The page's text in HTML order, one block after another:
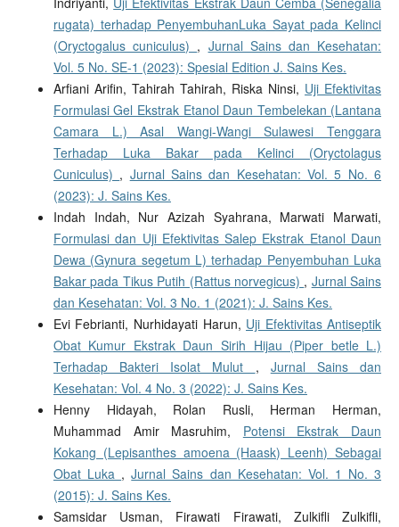
rugata) terhadap PenyembuhanLuka Sayat pada Kelinci
(Oryctogalus cuniculus) , Jurnal Sains dan Kesehatan:
Vol. 5 No. SE-1 (2023): Spesial Edition J. Sains Kes.
Arfiani Arifin, Tahirah Tahirah, Riska Ninsi, Uji Efektivitas
Formulasi Gel Ekstrak Etanol Daun Tembelekan (Lantana
Camara L.) Asal Wangi-Wangi Sulawesi Tenggara
Terhadap Luka Bakar pada Kelinci (Oryctolagus
Cuniculus) , Jurnal Sains dan Kesehatan: Vol. 5 No. 6
(2023): J. Sains Kes.
Indah Indah, Nur Azizah Syahrana, Marwati Marwati,
Formulasi dan Uji Efektivitas Salep Ekstrak Etanol Daun
Dewa (Gynura segetum L) terhadap Penyembuhan Luka
Bakar pada Tikus Putih (Rattus norvegicus) , Jurnal Sains
dan Kesehatan: Vol. 3 No. 1 (2021): J. Sains Kes.
Evi Febrianti, Nurhidayati Harun, Uji Efektivitas Antiseptik
Obat Kumur Ekstrak Daun Sirih Hijau (Piper betle L.)
Terhadap Bakteri Isolat Mulut , Jurnal Sains dan
Kesehatan: Vol. 4 No. 3 (2022): J. Sains Kes.
Henny Hidayah, Rolan Rusli, Herman Herman,
Muhammad Amir Masruhim, Potensi Ekstrak Daun
Kokang (Lepisanthes amoena (Haask) Leenh) Sebagai
Obat Luka ,Jurnal Sains dan Kesehatan: Vol. 1 No. 3
(2015): J. Sains Kes.
Samsidar Usman, Firawati Firawati, Zulkifli Zulkifli,